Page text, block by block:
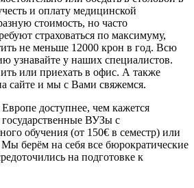
и оплату медицинской
стоимость, но часто
страховаться по максимуму,
не меньше 12000 крон в год. Всю
узнавайте у наших специалистов.
или приехать в офис. А также
сайте и мы с Вами свяжемся.
доступнее, чем кажется
ВУЗы с
обучения (от 150€ в семестр) или
берём на себя все бюрократические
на подготовке к